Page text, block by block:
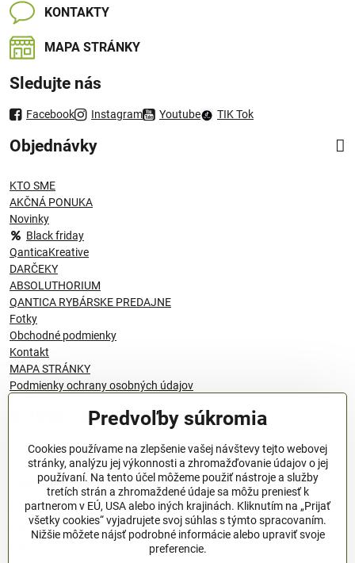
KONTAKTY
MAPA STRÁNKY
Sledujte nás
Facebook Instagram Youtube TIK Tok
Objednávky
KTO SME
AKČNÁ PONUKA
Novinky
Black friday
QanticaKreative
DARČEKY
ABSOLUTHORIUM
QANTICA RYBÁRSKE PREDAJNE
Fotky
Obchodné podmienky
Kontakt
MAPA STRÁNKY
Podmienky ochrany osobných údajov
© 1996 - 2024 QANTICA S.R.O
Podmienky ochrany osobných údajov
OBCHODNÉ PODMIENKY
Všeobecné nariadenie o bezpečnosti produktov (GPSR), Regulation
Predvoľby súkromia
Cookies používame na zlepšenie vašej návštevy tejto webovej
stránky, analýzu jej výkonnosti a zhromažďovanie údajov o jej
používaní. Na tento účel môžeme použiť nástroje a služby
tretích strán a zhromaždené údaje sa môžu preniesť k
partnerom v EÚ, USA alebo iných krajinách. Kliknutím na „Prijať
všetky cookies“ vyjadrujete svoj súhlas s týmto spracovaním.
Nižšie môžete nájsť podrobné informácie alebo upraviť svoje
preferencie.